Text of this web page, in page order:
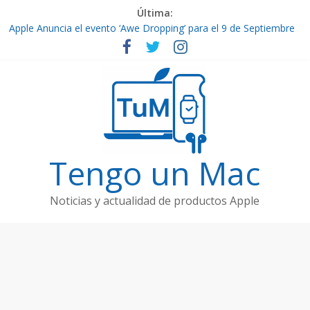
Última:
Apple Anuncia el evento ‘Awe Dropping’ para el 9 de Septiembre
Por fin ya están aquí los nuevos iPhone 17
Contenido de Apple TV+: Temporada 5 de ‘Slow Horses’ y
Nuevos Estrenos en Septiembre
El Ultra-Delgado iPhone 17 Air
Filtraciones de Hardware Futuro: Vision Pro 2, AirPods Pro 3 y
Tengo un Mac
Noticias y actualidad de productos Apple